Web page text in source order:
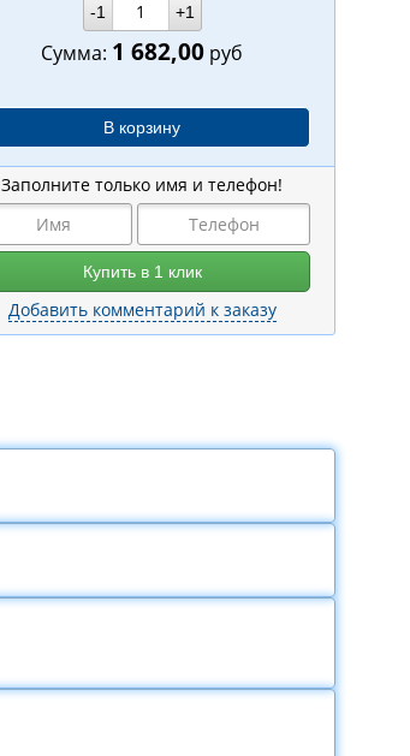
-1 +1
Сумма: 1 682,00 руб
Заполните только имя и телефон!
Добавить комментарий к заказу